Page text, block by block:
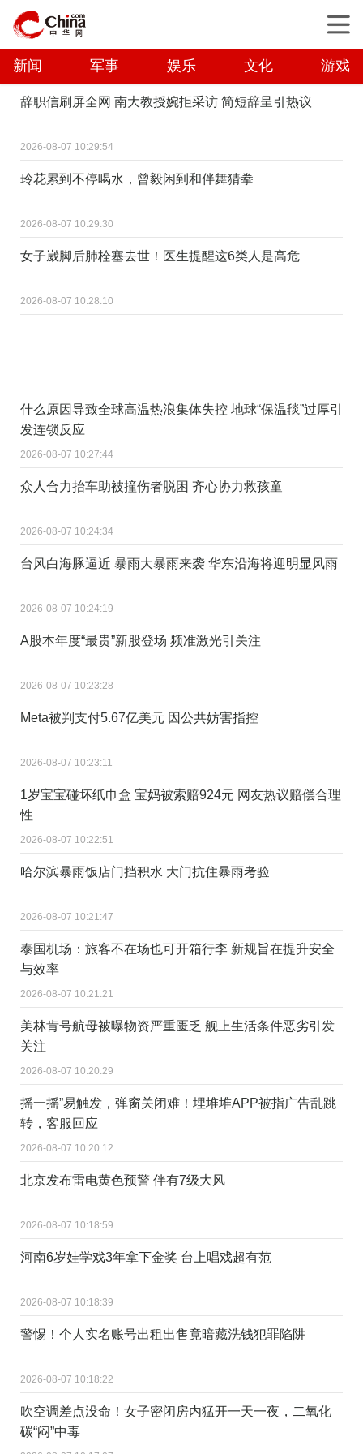
新闻 军事 娱乐 文化 游戏
辞职信刷屏全网 南大教授婉拒采访 简短辞呈引热议
2026-08-07 10:29:54
玲花累到不停喝水，曾毅闲到和伴舞猜拳
2026-08-07 10:29:30
女子崴脚后肺栓塞去世！医生提醒这6类人是高危
2026-08-07 10:28:10
什么原因导致全球高温热浪集体失控 地球“保温毯”过厚引
发连锁反应
2026-08-07 10:27:44
众人合力抬车助被撞伤者脱困 齐心协力救孩童
2026-08-07 10:24:34
台风白海豚逼近 暴雨大暴雨来袭 华东沿海将迎明显风雨
2026-08-07 10:24:19
A股本年度“最贵”新股登场 频准激光引关注
2026-08-07 10:23:28
Meta被判支付5.67亿美元 因公共妨害指控
2026-08-07 10:23:11
1岁宝宝碰坏纸巾盒 宝妈被索赔924元 网友热议赔偿合理
性
2026-08-07 10:22:51
哈尔滨暴雨饭店门挡积水 大门抗住暴雨考验
2026-08-07 10:21:47
泰国机场：旅客不在场也可开箱行李 新规旨在提升安全
与效率
2026-08-07 10:21:21
美林肯号航母被曝物资严重匮乏 舰上生活条件恶劣引发
关注
2026-08-07 10:20:29
摇一摇”易触发，弹窗关闭难！埋堆堆APP被指广告乱跳
转，客服回应
2026-08-07 10:20:12
北京发布雷电黄色预警 伴有7级大风
2026-08-07 10:18:59
河南6岁娃学戏3年拿下金奖 台上唱戏超有范
2026-08-07 10:18:39
警惕！个人实名账号出租出售竟暗藏洗钱犯罪陷阱
2026-08-07 10:18:22
吹空调差点没命！女子密闭房内猛开一天一夜，二氧化
碳“闷”中毒